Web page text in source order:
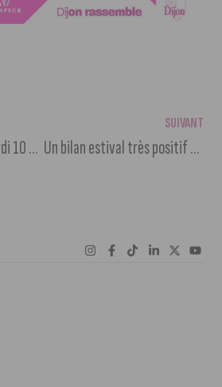
L’info du matin du mardi 10 octobre 2023
SUIVANT
Un bilan estival très positif pour l’Office de Tourisme de Dijon